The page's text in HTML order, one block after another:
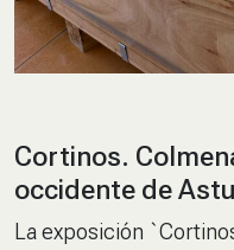
Cortinos.
occidente de
La exposición